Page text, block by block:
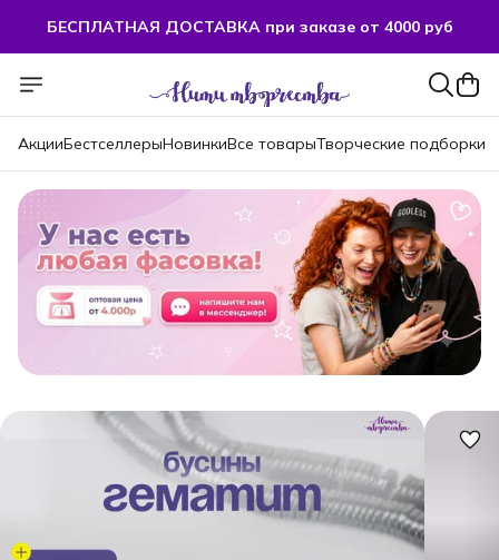
БЕСПЛАТНАЯ ДОСТАВКА при заказе от 4000 руб
АкцииБестселлерыНовинкиВсе товарыТворческие подборки